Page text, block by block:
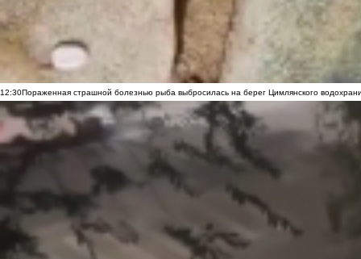
12:30Пораженная страшной болезнью рыба выбросилась на берег Цимлянского